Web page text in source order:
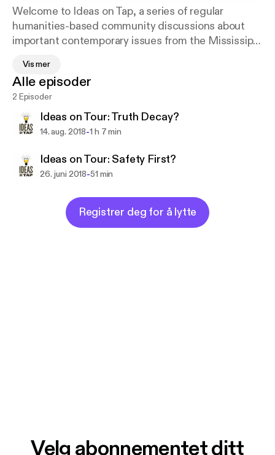
Welcome to Ideas on Tap, a series of regular
humanities-based community discussions about
important contemporary issues from the Mississippi
discussion featuring knowledgeable participants
who present a wide spectrum of opinions on the
topic, as well as a chance for audience members to
share their thoughts and responses. Past programs
have included “Why are Young People Leaving
Symbolize?” and “Why is 'Mississippi 50th' for
Women in Politics?”
Vis mer
Alle episoder
2 Episoder
Ideas on Tour: Truth Decay?
14. aug. 2018-1 h 7 min
Ideas on Tour: Safety First?
26. juni 2018-51 min
Registrer deg for å lytte
Velg abonnementet ditt